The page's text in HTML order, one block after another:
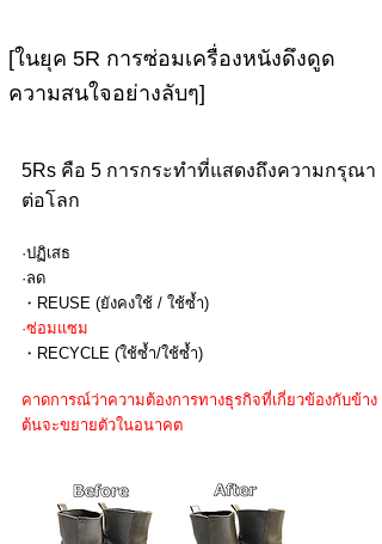
[ในยุค 5R การซ่อมเครื่องหนังดึงดูด
ความสนใจอย่างลับๆ]
5Rs คือ 5 การกระทำที่แสดงถึงความกรุณา
ต่อโลก
·ปฏิเสธ
·ลด
・REUSE (ยังคงใช้ / ใช้ซ้ำ)
·ซ่อมแซม
・RECYCLE (ใช้ซ้ำ/ใช้ซ้ำ)
​​คาดการณ์ว่าความต้องการทางธุรกิจที่เกี่ยวข้องกับข้าง
ต้นจะขยายตัวในอนาคต